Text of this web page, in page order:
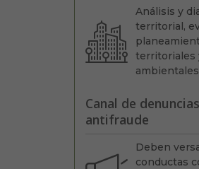
Análisis y
territorial,
territoriales
Canal de denuncias
antifraude
Deben
conductas